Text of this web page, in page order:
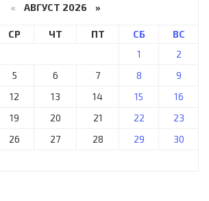
« АВГУСТ 2026 »
СР ЧТ ПТ СБ
ВС
1
2
5 6 7 8
9
12 13 14 15
16
19 20 21 22
23
26 27 28 29
30